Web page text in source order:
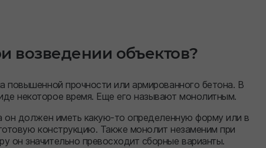
возведении объектов?
повышенной прочности или армированного бетона. В
некоторое время. Еще его называют монолитным.
он должен иметь какую-то определенную форму или в
конструкцию. Также монолит незаменим при
он значительно превосходит сборные варианты.